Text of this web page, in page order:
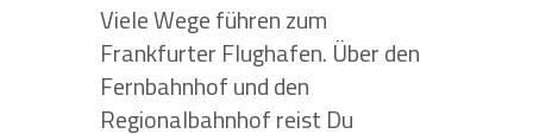
Viele Wege führen zum
Frankfurter Flughafen. Über den
Fernbahnhof und den
Regionalbahnhof reist Du